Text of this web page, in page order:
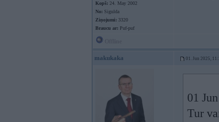
Kopš: 24. May 2002
No: Sigulda
Ziņojumi: 3320
Braucu ar: Puf-puf
makukaka 01. Jun 2025,
01
Tur